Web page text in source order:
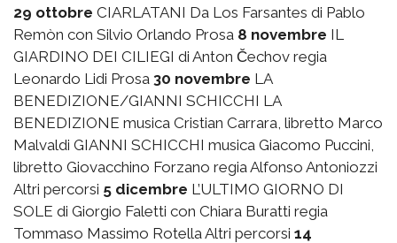
29 ottobre CIARLATANI Da Los Farsantes di Pablo
Remòn con Silvio Orlando Prosa 8 novembre IL
GIARDINO DEI CILIEGI di Anton Čechov regia
Leonardo Lidi Prosa 30 novembre LA
BENEDIZIONE/GIANNI SCHICCHI LA
BENEDIZIONE musica Cristian Carrara, libretto Marco
Malvaldi GIANNI SCHICCHI musica Giacomo Puccini,
libretto Giovacchino Forzano regia Alfonso Antoniozzi
Altri percorsi 5 dicembre L’ULTIMO GIORNO DI
SOLE di Giorgio Faletti con Chiara Buratti regia
Tommaso Massimo Rotella Altri percorsi 14